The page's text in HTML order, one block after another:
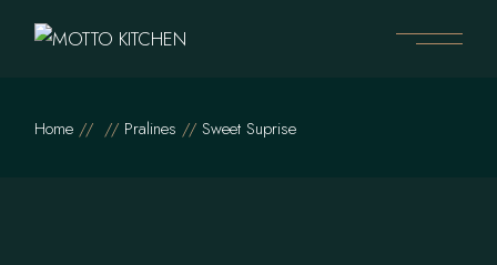
Home Pralines Sweet Suprise